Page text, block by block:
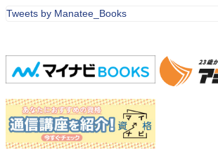
Tweets by Manatee_Books